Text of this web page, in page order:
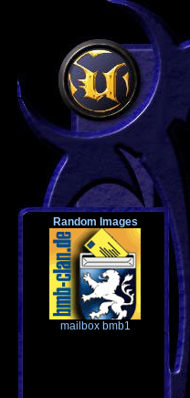
Random Images
mailbox bmb1